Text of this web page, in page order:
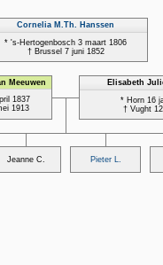
Cornelia M.Th. Hanssen
* 's-Hertogenbosch 3 maart 1806
† Brussel 7 juni 1852
Meeuwen
1837
1913
Elisabeth
* Horn 16
† Vught
Jeanne C. Pieter L.